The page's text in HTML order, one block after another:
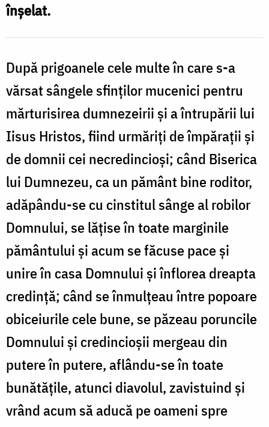
înșelat.
După prigoanele cele multe în care s-a
vărsat sângele sfinților mucenici pentru
mărturisirea dumnezeirii și a întrupării lui
Iisus Hristos, fiind urmăriți de împărații și
de domnii cei necredincioși; când Biserica
lui Dumnezeu, ca un pământ bine roditor,
adăpându-se cu cinstitul sânge al robilor
Domnului, se lățise în toate marginile
pământului și acum se făcuse pace și
unire în casa Domnului și înflorea dreapta
credință; când se înmulțeau între popoare
obiceiurile cele bune, se păzeau poruncile
Domnului și credincioșii mergeau din
putere în putere, aflându-se în toate
bunătățile, atunci diavolul, zavistuind și
vrând acum să aducă pe oameni spre